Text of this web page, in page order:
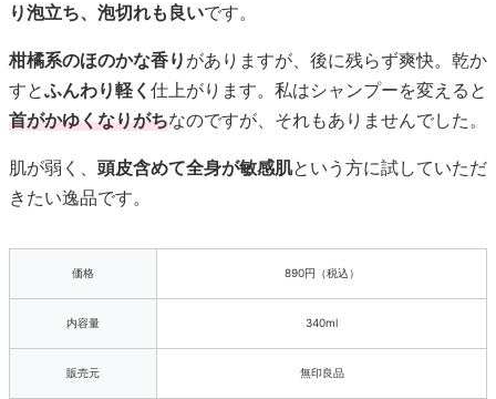
り泡立ち、泡切れも良いです。
柑橘系のほのかな香り がありますが、後に残らず爽快。乾か
すとふんわり軽く 仕上がります。私はシャンプーを変えると
首がかゆくなりがちなのですが、それもありませんでした。
肌が弱く、 頭皮含めて全身が敏感肌という方に試していただ
きたい逸品です。
価格 890円（税込）
内容量 340ml
販売元 無印良品